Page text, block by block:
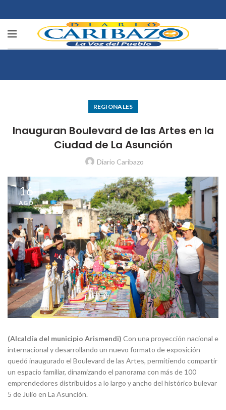
REGIONALES
Inauguran Boulevard de las Artes en la
Ciudad de La Asunción
Diario Caribazo
16
AGO
(Alcaldía del municipio Arismendi) Con una proyección nacional e
internacional y desarrollando un nuevo formato de exposición
quedó inaugurado el Boulevard de las Artes, permitiendo compartir
un espacio familiar, dinamizando el panorama con más de 100
emprendedores distribuidos a lo largo y ancho del histórico bulevar
5 de Julio en La Asunción.